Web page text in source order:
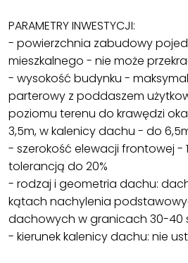
PARAMETRY INWESTYCJI:
- powierzchnia zabudowy
mieszkalnego - nie może
- wysokość budynku -
parterowy z poddaszem
poziomu terenu do krawędzi
3,5m, w kalenicy dachu - do
- szerokość elewacji frontowej -
tolerancją do 20%
- rodzaj i geometria dachu:
kątach nachylenia
dachowych w granicach 30-40
- kierunek kalenicy dachu: nie